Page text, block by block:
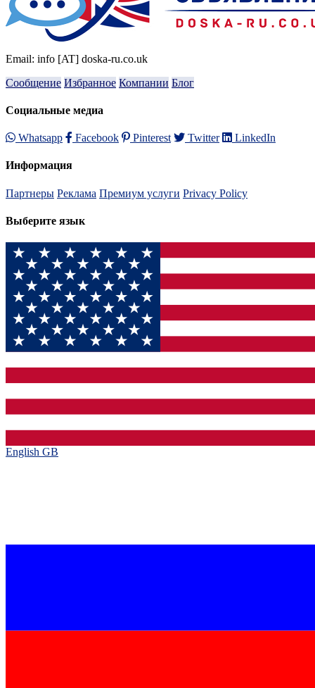
Email: info [AT] doska-ru.co.uk
Сообщение Избранное Компании Блог
Социальные медиа
Whatsapp Facebook Pinterest Twitter LinkedIn
Информация
Партнеры Реклама Премиум услуги Privacy Policy
Выберите язык
English GB‎